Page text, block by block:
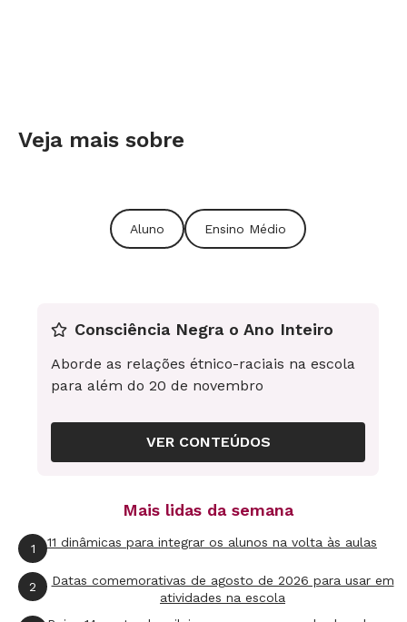
Branco, um ano após a instalação de
iluminação incandescente, 1906. Até hoje é uma
Zona portuáriaVista aérea da Praça Mauá e
é hoje um dos pontos de renovação das obras
do Porto Maravilha.
Veja mais sobre
Aluno Ensino Médio
Consciência Negra o Ano Inteiro
Aborde as relações étnico-raciais na escola
para além do 20 de novembro
VER CONTEÚDOS
Mais lidas da semana
1 11 dinâmicas para integrar os alunos na volta às aulas
2
Datas comemorativas de agosto de 2026 para usar em
atividades na escola